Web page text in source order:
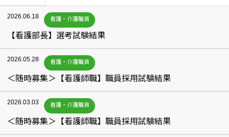
2026.06.18 看護・介護職員
【看護部長】選考試験結果
2026.05.28 看護・介護職員
＜随時募集＞【看護師職】職員採用試験結果
2026.03.03 看護・介護職員
＜随時募集＞【看護師職】職員採用試験結果